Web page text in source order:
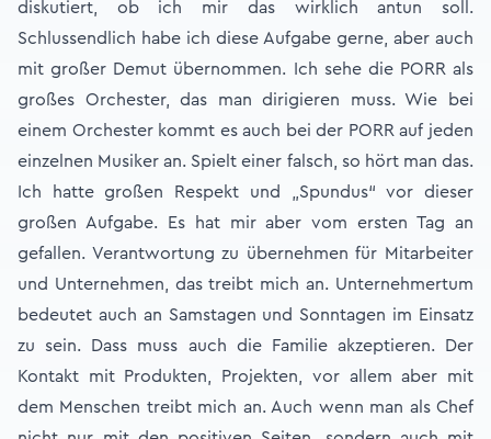
diskutiert, ob ich mir das wirklich antun soll.
Schlussendlich habe ich diese Aufgabe gerne, aber auch
mit großer Demut übernommen. Ich sehe die PORR als
großes Orchester, das man dirigieren muss. Wie bei
einem Orchester kommt es auch bei der PORR auf jeden
einzelnen Musiker an. Spielt einer falsch, so hört man das.
Ich hatte großen Respekt und „Spundus“ vor dieser
großen Aufgabe. Es hat mir aber vom ersten Tag an
gefallen. Verantwortung zu übernehmen für Mitarbeiter
und Unternehmen, das treibt mich an. Unternehmertum
bedeutet auch an Samstagen und Sonntagen im Einsatz
zu sein. Dass muss auch die Familie akzeptieren. Der
Kontakt mit Produkten, Projekten, vor allem aber mit
dem Menschen treibt mich an. Auch wenn man als Chef